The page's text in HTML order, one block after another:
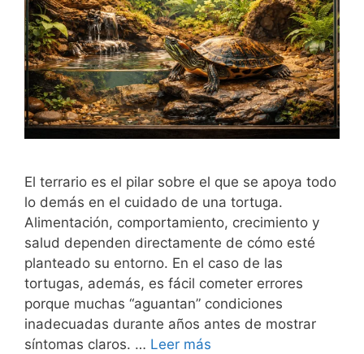
El terrario es el pilar sobre el que se apoya todo
lo demás en el cuidado de una tortuga.
Alimentación, comportamiento, crecimiento y
salud dependen directamente de cómo esté
planteado su entorno. En el caso de las
tortugas, además, es fácil cometer errores
porque muchas “aguantan” condiciones
inadecuadas durante años antes de mostrar
síntomas claros. … Leer más